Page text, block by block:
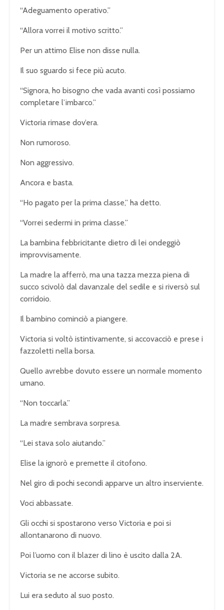
“Adeguamento operativo.”
“Allora vorrei il motivo scritto.”
Per un attimo Elise non disse nulla.
Il suo sguardo si fece più acuto.
“Signora, ho bisogno che vada avanti così possiamo
completare l’imbarco.”
Victoria rimase dov’era.
Non rumoroso.
Non aggressivo.
Ancora e basta.
“Ho pagato per la prima classe,” ha detto.
“Vorrei sedermi in prima classe.”
La bambina febbricitante dietro di lei ondeggiò
improvvisamente.
La madre la afferrò, ma una tazza mezza piena di
succo scivolò dal davanzale del sedile e si riversò sul
corridoio.
Il bambino cominciò a piangere.
Victoria si voltò istintivamente, si accovacciò e prese i
fazzoletti nella borsa.
Quello avrebbe dovuto essere un normale momento
umano.
“Non toccarla.”
La madre sembrava sorpresa.
“Lei stava solo aiutando.”
Elise la ignorò e premette il citofono.
Nel giro di pochi secondi apparve un altro inserviente.
Voci abbassate.
Gli occhi si spostarono verso Victoria e poi si
allontanarono di nuovo.
Poi l’uomo con il blazer di lino è uscito dalla 2A.
Victoria se ne accorse subito.
Lui era seduto al suo posto.